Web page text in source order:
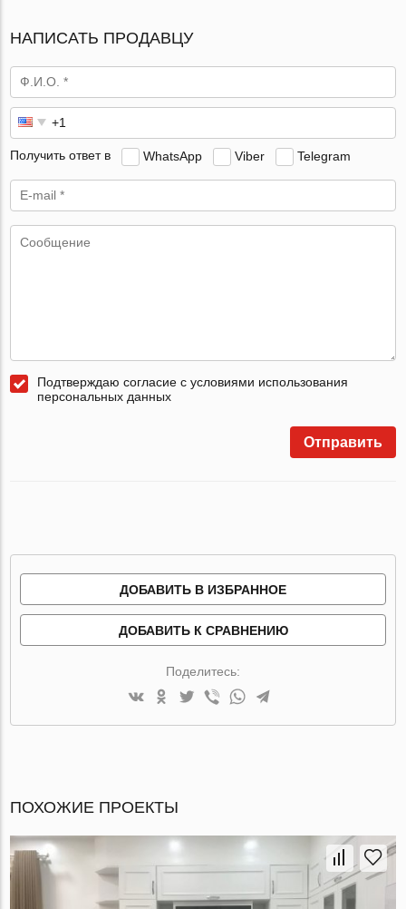
НАПИСАТЬ ПРОДАВЦУ
Получить ответ в WhatsApp Viber Telegram
Подтверждаю согласие с условиями использования
персональных данных
Отправить
ДОБАВИТЬ В ИЗБРАННОЕ
ДОБАВИТЬ К СРАВНЕНИЮ
Поделитесь:
ПОХОЖИЕ ПРОЕКТЫ